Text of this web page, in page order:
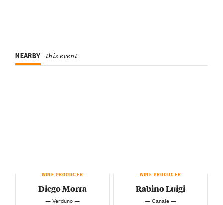
NEARBY this event
WINE PRODUCER
Diego Morra
— Verduno —
WINE PRODUCER
Rabino Luigi
— Canale —